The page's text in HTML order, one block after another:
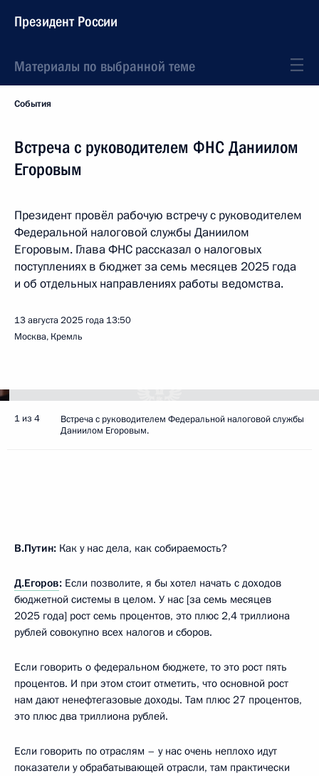
Президент России
Материалы по выбранной теме
События
Встреча с руководителем ФНС Даниилом
Егоровым
Президент провёл рабочую встречу с руководителем
Федеральной налоговой службы Даниилом
Егоровым. Глава ФНС рассказал о налоговых
поступлениях в бюджет за семь месяцев 2025 года
и об отдельных направлениях работы ведомства.
13 августа 2025 года 13:50
Москва, Кремль
1 из 4
Встреча с руководителем Федеральной налоговой службы
Даниилом Егоровым.
В.Путин: Как у нас дела, как собираемость?
Д.Егоров: Если позволите, я бы хотел начать с доходов
бюджетной системы в целом. У нас [за семь месяцев
2025 года] рост семь процентов, это плюс 2,4 триллиона
рублей совокупно всех налогов и сборов.
Если говорить о федеральном бюджете, то это рост пять
процентов. И при этом стоит отметить, что основной рост
нам дают ненефтегазовые доходы. Там плюс 27 процентов,
это плюс два триллиона рублей.
Если говорить по отраслям – у нас очень неплохо идут
показатели у обрабатывающей отрасли, там практически